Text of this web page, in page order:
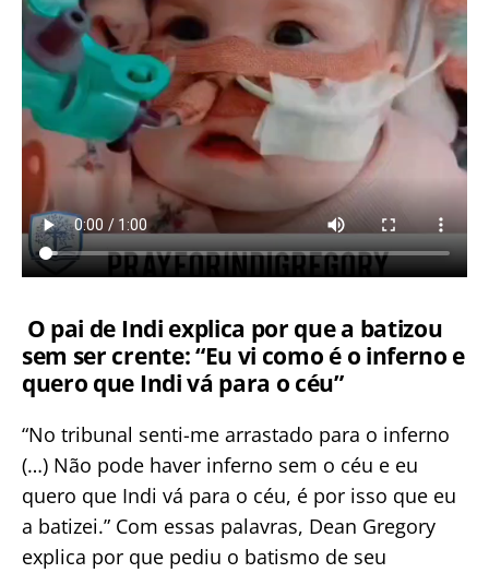
O pai de Indi explica por que a batizou
sem ser crente: “Eu vi como é o inferno e
quero que Indi vá para o céu”
“No tribunal senti-me arrastado para o inferno
(…) Não pode haver inferno sem o céu e eu
quero que Indi vá para o céu, é por isso que eu
a batizei.” Com essas palavras, Dean Gregory
explica por que pediu o batismo de seu